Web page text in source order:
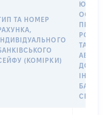
ТА НОМЕР
ІНДИВІДУАЛЬНОГО
(КОМІРКИ)
ПРАВО
ТАКИМ
АБО
ДО
СЕЙФУ